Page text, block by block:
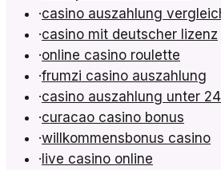
·casino auszahlung
·casino mit deutscher lizenz
·online casino roulette
·frumzi casino auszahlung
·casino auszahlung unter
·curacao casino bonus
·willkommensbonus casino
·live casino online